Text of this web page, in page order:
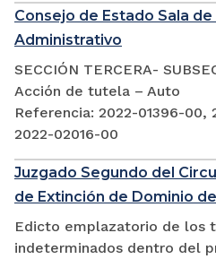
Consejo de Estado Sala
Administrativo
SECCIÓN TERCERA-
Acción de tutela – Auto
Referencia: 2022-01396-00,
2022-02016-00
Juzgado Segundo del
de Extinción de Dominio
Edicto emplazatorio de los
indeterminados dentro del